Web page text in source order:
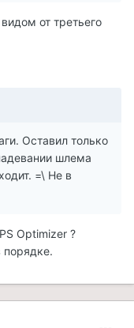
от третьего
Оставил только
шлема
=\ Не в
Optimizer ?
порядке.